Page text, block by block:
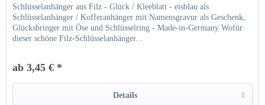
Schlüsselanhänger aus Filz - Glück / Kleeblatt - eisblau als
Schlüsselanhänger / Kofferanhänger mit Namensgravur als Geschenk,
Glücksbringer mit Öse und Schlüsselring - Made-in-Germany Wofür
dieser schöne Filz-Schlüsselanhänger...
ab 3,45 € *
Details